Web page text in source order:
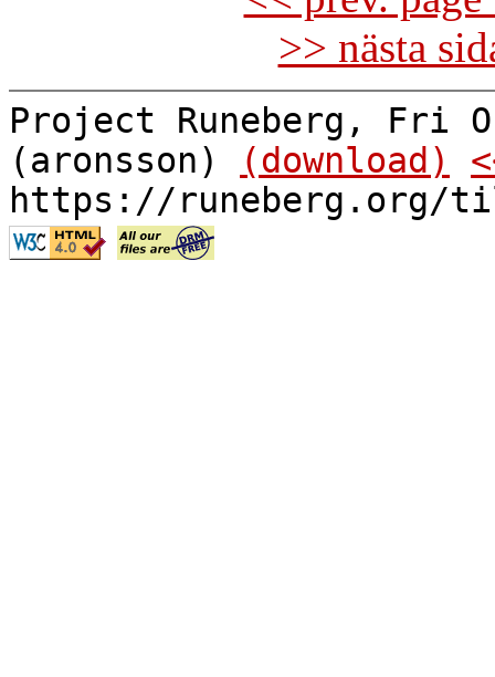
>> nästa
Project Runeberg, Fri
(aronsson)
(download)
https://runeberg.org/